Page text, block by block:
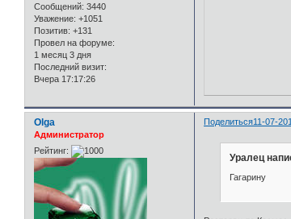
Сообщений: 3440
Уважение: +1051
Позитив: +131
Провел на форуме:
1 месяц 3 дня
Последний визит:
Вчера 17:17:26
Поделиться11-07-
Olga
Администратор
Рейтинг:
Уралец
Гагарину